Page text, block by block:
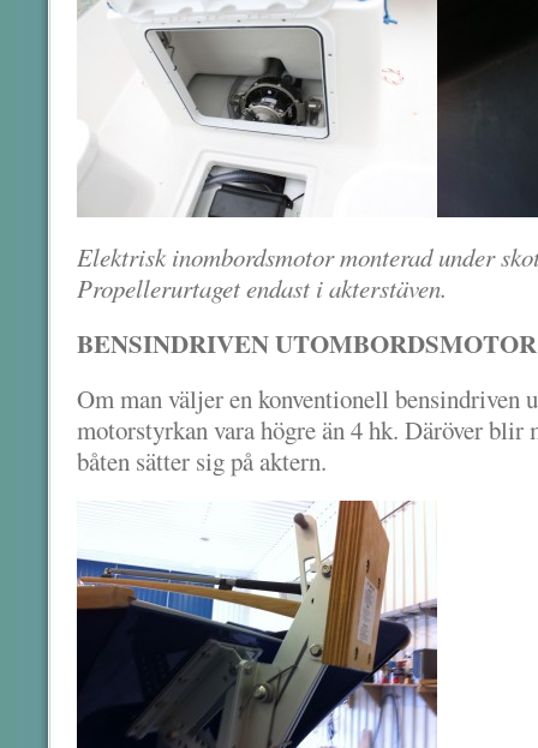
Elektrisk inombordsmotor monterad under
Propellerurtaget endast i akterstäven.
BENSINDRIVEN UTOMBORDSMOTOR
Om man väljer en konventionell bensindriven
motorstyrkan vara högre än 4 hk. Däröver
båten sätter sig på aktern.